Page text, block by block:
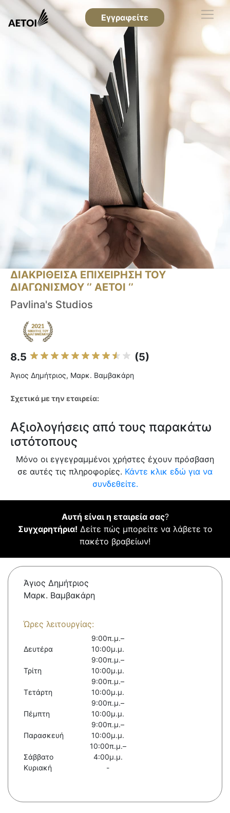
Εγγραφείτε
ΔΙΑΚΡΙΘΕΙΣΑ ΕΠΙΧΕΙΡΗΣΗ ΤΟΥ
ΔΙΑΓΩΝΙΣΜΟΥ ‘’ ΑΕΤΟΙ ‘’
Pavlina's Studios
8.5 (5)
Άγιος Δημήτριος, Μαρκ. Βαμβακάρη
Σχετικά με την εταιρεία:
Αξιολογήσεις από τους παρακάτω
ιστότοπους
Μόνο οι εγγεγραμμένοι χρήστες έχουν πρόσβαση
σε αυτές τις πληροφορίες. Κάντε κλικ εδώ για να
συνδεθείτε.
Αυτή είναι η εταιρεία σας?
Συγχαρητήρια! Δείτε πώς μπορείτε να λάβετε το
πακέτο βραβείων!
Άγιος Δημήτριος
Μαρκ. Βαμβακάρη
Ώρες λειτουργίας:
Δευτέρα
9:00π.μ.–
10:00μ.μ.
Τρίτη
9:00π.μ.–
10:00μ.μ.
Τετάρτη
9:00π.μ.–
10:00μ.μ.
Πέμπτη
9:00π.μ.–
10:00μ.μ.
Παρασκευή
9:00π.μ.–
10:00μ.μ.
Σάββατο
10:00π.μ.–
4:00μ.μ.
Κυριακή
-